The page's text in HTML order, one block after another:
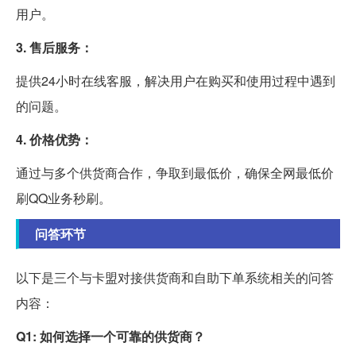
用户。
3. 售后服务：
提供24小时在线客服，解决用户在购买和使用过程中遇到
的问题。
4. 价格优势：
通过与多个供货商合作，争取到最低价，确保全网最低价
刷QQ业务秒刷。
问答环节
以下是三个与卡盟对接供货商和自助下单系统相关的问答
内容：
Q1: 如何选择一个可靠的供货商？